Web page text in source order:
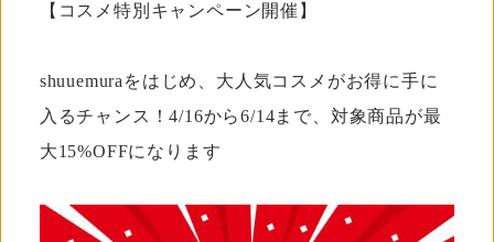
【コスメ特別キャンペーン開催】
shuuemuraをはじめ、大人気コスメがお得に手に
入るチャンス！4/16から6/14まで、対象商品が最
大15%OFFになります